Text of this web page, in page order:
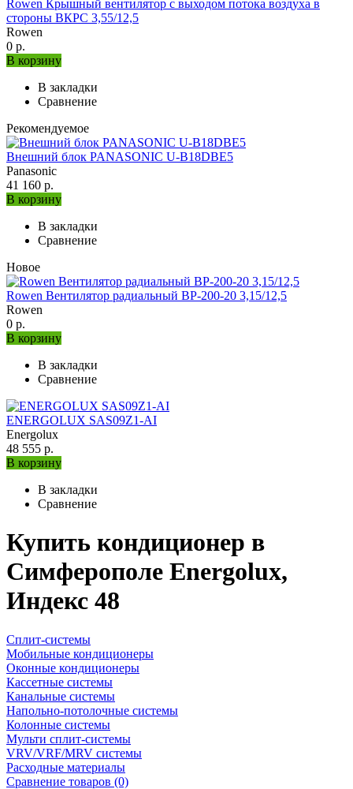
Rowen Крышный вентилятор с выходом потока воздуха в
стороны ВКРС 3,55/12,5
Rowen
0 р.
В корзину
В закладки
Сравнение
Рекомендуемое
Внешний блок PANASONIC U-B18DBE5
Panasonic
41 160 р.
В корзину
В закладки
Сравнение
Новое
Rowen Вентилятор радиальный ВР-200-20 3,15/12,5
Rowen
0 р.
В корзину
В закладки
Сравнение
ENERGOLUX SAS09Z1-AI
Energolux
48 555 р.
В корзину
В закладки
Сравнение
Купить кондиционер в
Симферополе Energolux,
Индекс 48
Сплит-системы
Мобильные кондиционеры
Оконные кондиционеры
Кассетные системы
Канальные системы
Напольно-потолочные системы
Колонные системы
Мульти сплит-системы
VRV/VRF/MRV системы
Расходные материалы
Сравнение товаров (0)